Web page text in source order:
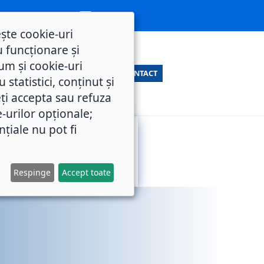
CONTACT
cookie-uri
funcționare și
și cookie-uri
statistici, conținut și
accepta sau refuza
urilor opționale;
nu pot fi
Respinge Accept toate